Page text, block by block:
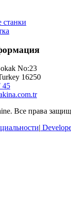
No:23
16250
45
Все права
|